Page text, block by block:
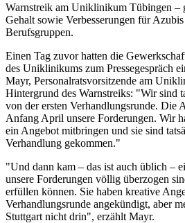
Warnstreik am Uniklinikum Tübingen –
Gehalt sowie Verbesserungen für
Berufsgruppen.
Einen Tag zuvor hatten die
des Uniklinikums zum Pressegespräch
Mayr, Personalratsvorsitzende am
Hintergrund des Warnstreiks: "Wir sind
von der ersten Verhandlungsrunde. Die
Anfang April unsere Forderungen. Wir
ein Angebot mitbringen und sie sind
Verhandlung gekommen."
"Und dann kam – das ist auch üblich –
unsere Forderungen völlig überzogen
erfüllen können. Sie haben kreative
Verhandlungsrunde angekündigt, aber
Stuttgart nicht drin", erzählt Mayr.